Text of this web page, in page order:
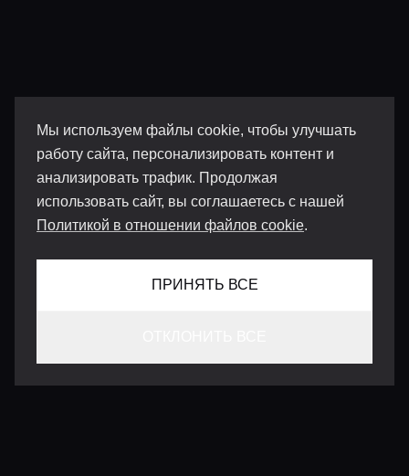
Мы используем файлы cookie, чтобы улучшать
работу сайта, персонализировать контент и
анализировать трафик. Продолжая
использовать сайт, вы соглашаетесь с нашей
Политикой в отношении файлов cookie.
ПРИНЯТЬ ВСЕ